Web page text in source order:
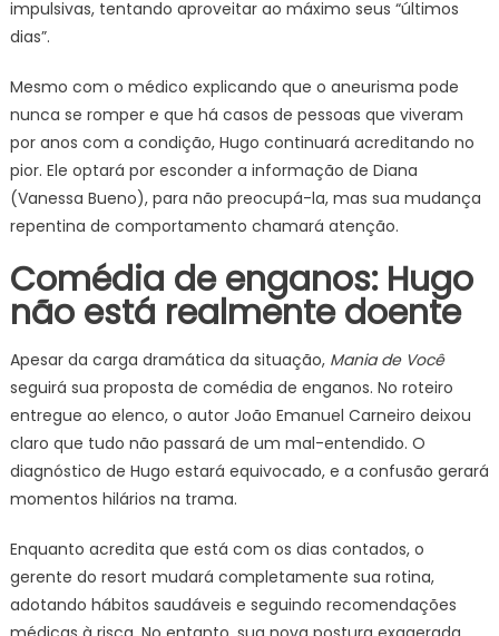
impulsivas, tentando aproveitar ao máximo seus “últimos
dias”.
Mesmo com o médico explicando que o aneurisma pode
nunca se romper e que há casos de pessoas que viveram
por anos com a condição, Hugo continuará acreditando no
pior. Ele optará por esconder a informação de Diana
(Vanessa Bueno), para não preocupá-la, mas sua mudança
repentina de comportamento chamará atenção.
Comédia de enganos: Hugo
não está realmente doente
Apesar da carga dramática da situação, Mania de Você
seguirá sua proposta de comédia de enganos. No roteiro
entregue ao elenco, o autor João Emanuel Carneiro deixou
claro que tudo não passará de um mal-entendido. O
diagnóstico de Hugo estará equivocado, e a confusão gerará
momentos hilários na trama.
Enquanto acredita que está com os dias contados, o
gerente do resort mudará completamente sua rotina,
adotando hábitos saudáveis e seguindo recomendações